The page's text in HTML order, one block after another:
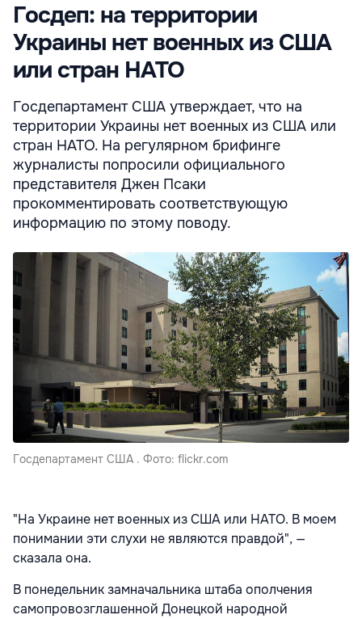
Госдеп: на территории
Украины нет военных из США
или стран НАТО
Госдепартамент США утверждает, что на
территории Украины нет военных из США или
стран НАТО. На регулярном брифинге
журналисты попросили официального
представителя Джен Псаки
прокомментировать соответствующую
информацию по этому поводу.
Госдепартамент США . Фото: flickr.com
"На Украине нет военных из США или НАТО. В моем
понимании эти слухи не являются правдой", —
сказала она.
В понедельник замначальника штаба ополчения
самопровозглашенной Донецкой народной